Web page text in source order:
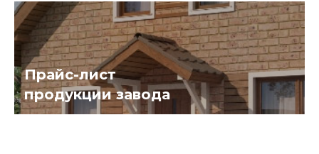
Прайс-лист
продукции завода